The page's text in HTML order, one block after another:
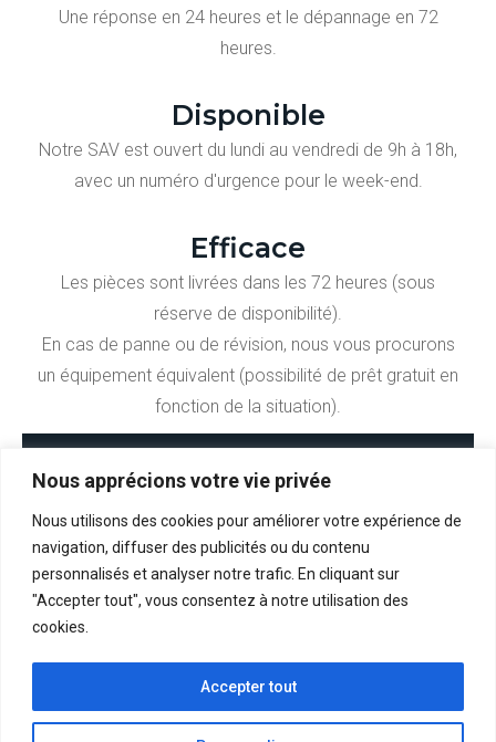
Nous apprécions votre vie privée
Nous utilisons des cookies pour améliorer votre expérience de
navigation, diffuser des publicités ou du contenu
personnalisés et analyser notre trafic. En cliquant sur
"Accepter tout", vous consentez à notre utilisation des
cookies.
Accepter tout
Une réponse en 24 heures et le dépannage en 72
heures.
Disponible
Notre SAV est ouvert du lundi au vendredi de 9h à 18h,
avec un numéro d'urgence pour le week-end.
Efficace
Les pièces sont livrées dans les 72 heures (sous
réserve de disponibilité).
En cas de panne ou de révision, nous vous procurons
un équipement équivalent (possibilité de prêt gratuit en
fonction de la situation).
La maison des savoir-faire esthétiques
Politique de confidentialité
Mentions légales